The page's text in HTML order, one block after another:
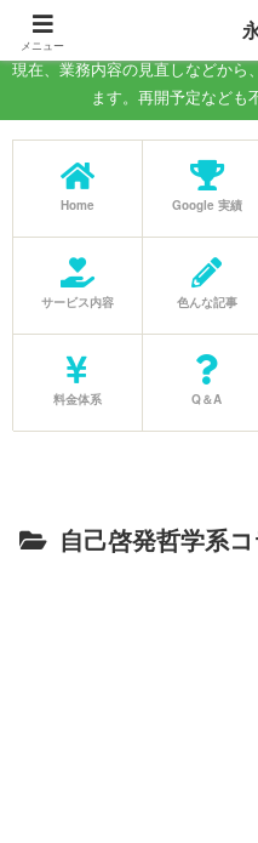
－WEB記事の執
現在、業務内容の見直しなどから
ます。再開予定なども
Home Google 実績
サービス内容 色んな記事
料金体系 Q＆A
自己啓発哲学系
メニュー